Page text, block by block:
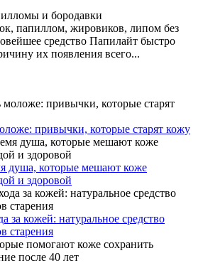
и бородавки
папиллом, жировиков, липом без
средство Папилайт быстро
их появления всего...
привычки, которые старят кожу
душа, которые мешают коже
и здоровой
за кожей: натуральное средство
старения